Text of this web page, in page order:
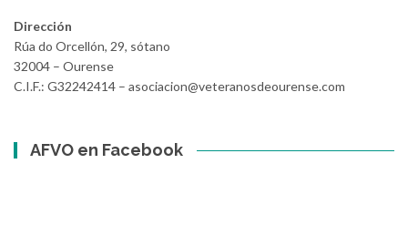
Dirección
Rúa do Orcellón, 29, sótano
32004 – Ourense
C.I.F.: G32242414 – asociacion@veteranosdeourense.com
AFVO en Facebook